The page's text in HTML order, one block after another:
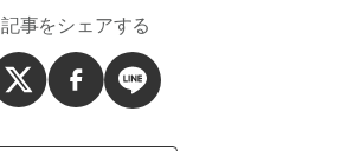
記事をシェアする